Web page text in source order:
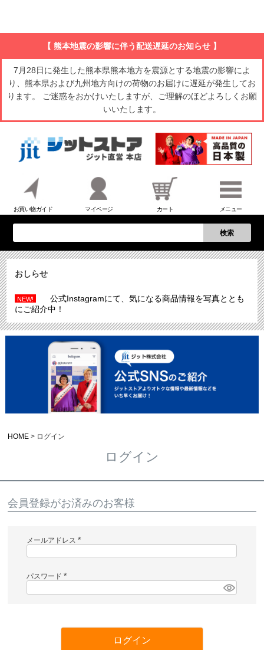
【 熊本地震の影響に伴う配送遅延のお知らせ 】
7月28日に発生した熊本県熊本地方を震源とする地震の影響によ
り、熊本県および九州地方向けの荷物のお届けに遅延が発生してお
ります。 ご迷惑をおかけいたしますが、ご理解のほどよろしくお願
いいたします。
お買い物ガイド マイページ カート メニュー
検索
おしらせ
NEW!
公式Instagramにて、気になる商品情報を写真ととも
にご紹介中！
HOME ログイン
ログイン
会員登録がお済みのお客様
メールアドレス
必
パスワード
必
ログイン